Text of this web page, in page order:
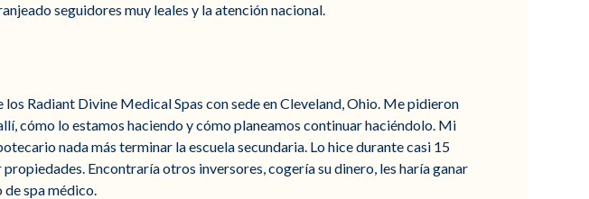
seguidores muy leales y la atención nacional.
Radiant Divine Medical Spas con sede en Cleveland, Ohio. Me pidieron
cómo lo estamos haciendo y cómo planeamos continuar haciéndolo. Mi
nada más terminar la escuela secundaria. Lo hice durante casi 15
Encontraría otros inversores, cogería su dinero, les haría ganar
de spa médico.